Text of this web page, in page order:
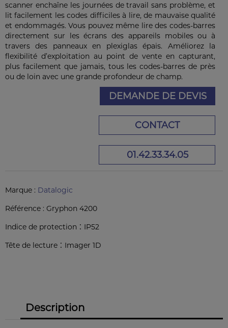
scanner enchaîne les journées de travail sans problème, et
lit facilement les codes difficiles à lire, de mauvaise qualité
et endommagés. Vous pouvez même lire des codes-barres
directement sur les écrans des appareils mobiles ou à
travers des panneaux en plexiglas épais. Améliorez la
flexibilité d’exploitation au point de vente en capturant,
plus facilement que jamais, tous les codes-barres de près
ou de loin avec une grande profondeur de champ.
DEMANDE DE DEVIS
CONTACT
01.42.33.34.05
Marque : Datalogic
Référence : Gryphon 4200
Indice de protection : IP52
Tête de lecture : Imager 1D
Description